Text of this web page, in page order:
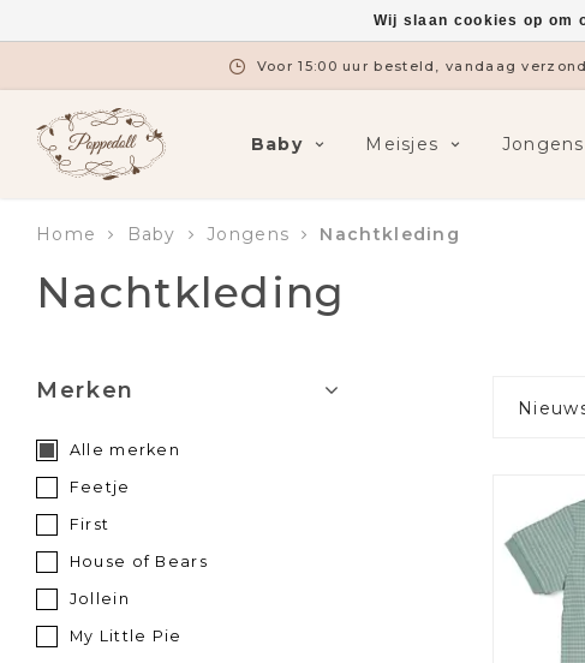
Gratis verzending vanaf €75,-
Baby Meisjes Jongens
Home Baby Jongens Nachtkleding
Nachtkleding
Merken
Alle merken
Feetje
First
House of Bears
Jollein
My Little Pie
Wij slaan cookies op om